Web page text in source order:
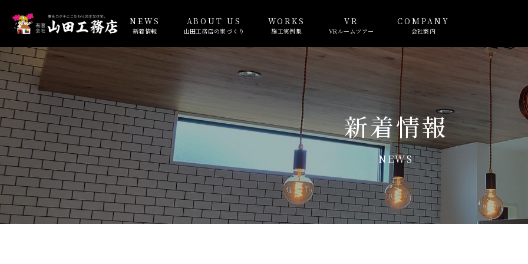
NEWS
新着情報
ABOUT US
山田工務店の家づくり
WORKS
施工実例集
VR
VRルームツアー
COMPANY
会社案内
新着情報
NEWS